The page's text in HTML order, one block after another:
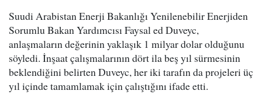
Suudi Arabistan Enerji Bakanlığı Yenilenebilir Enerjiden
Sorumlu Bakan Yardımcısı Faysal ed Duveyc,
anlaşmaların değerinin yaklaşık 1 milyar dolar olduğunu
söyledi. İnşaat çalışmalarının dört ila beş yıl sürmesinin
beklendiğini belirten Duveyc, her iki tarafın da projeleri üç
yıl içinde tamamlamak için çalıştığını ifade etti.